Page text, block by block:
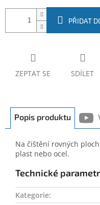
PŘIDAT
ZEPTAT SE SDÍLET
Popis produktu
Na čištění rovných
plast nebo ocel.
Technické
Kategorie: